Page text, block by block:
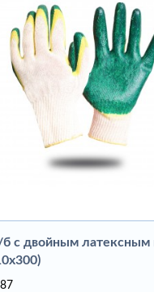
б с двойным